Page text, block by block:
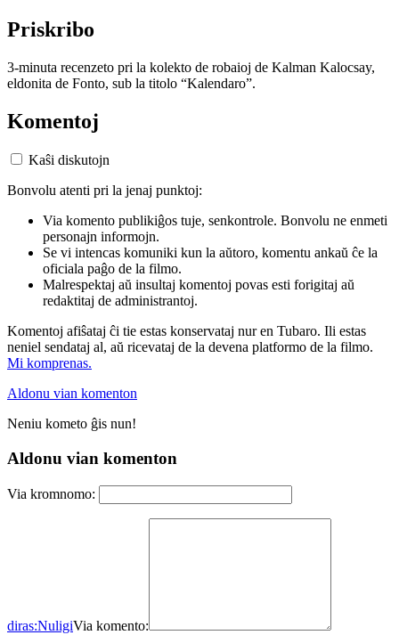
Priskribo
3-minuta recenzeto pri la kolekto de robaioj de Kalman Kalocsay,
eldonita de Fonto, sub la titolo “Kalendaro”.
Komentoj
Kaŝi diskutojn
Bonvolu atenti pri la jenaj punktoj:
Via komento publikiĝos tuje, senkontrole. Bonvolu ne enmeti
personajn informojn.
Se vi intencas komuniki kun la aŭtoro, komentu ankaŭ ĉe la
oficiala paĝo de la filmo.
Malrespektaj aŭ insultaj komentoj povas esti forigitaj aŭ
redaktitaj de administrantoj.
Komentoj afiŝataj ĉi tie estas konservataj nur en Tubaro. Ili estas
neniel sendataj al, aŭ ricevataj de la devena platformo de la filmo.
Mi komprenas.
Aldonu vian komenton
Neniu kometo ĝis nun!
Aldonu vian komenton
Via kromnomo:
diras:NuligiVia komento: